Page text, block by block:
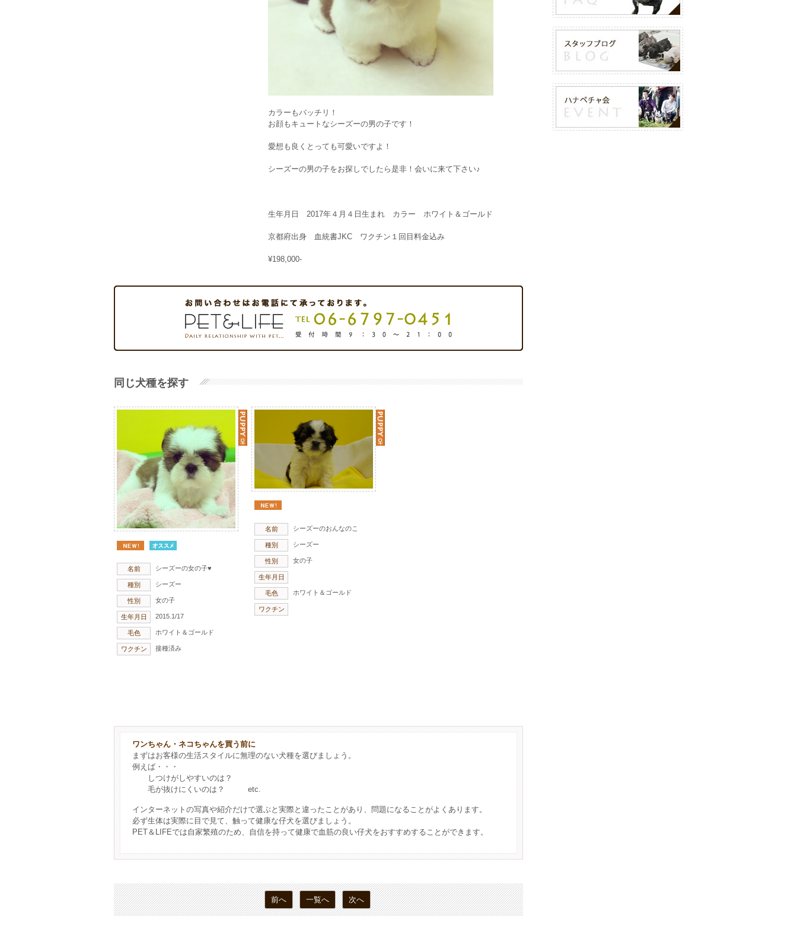
カラーもバッチリ！
お顔もキュートなシーズーの男の子です！
愛想も良くとっても可愛いですよ！
シーズーの男の子をお探しでしたら是非！会いに来て下さい♪
生年月日 2017年４月４日生まれ カラー ホワイト＆ゴールド
京都府出身 血統書JKC ワクチン１回目料金込み
¥198,000-
同じ犬種を探す
名前 シーズーの女の子♥
種別 シーズー
性別 女の子
生年月日 2015.1/17
毛色 ホワイト＆ゴールド
ワクチン 接種済み
名前 シーズーのおんなのこ
種別 シーズー
性別 女の子
生年月日
毛色 ホワイト＆ゴールド
ワクチン
ワンちゃん・ネコちゃんを買う前に
まずはお客様の生活スタイルに無理のない犬種を選びましょう。
例えば・・・
しつけがしやすいのは？
毛が抜けにくいのは？ etc.
インターネットの写真や紹介だけで選ぶと実際と違ったことがあり、問題になることがよくあります。
必ず生体は実際に目で見て、触って健康な仔犬を選びましょう。
PET＆LIFEでは自家繁殖のため、自信を持って健康で血筋の良い仔犬をおすすめすることができます。
前へ 一覧へ 次へ